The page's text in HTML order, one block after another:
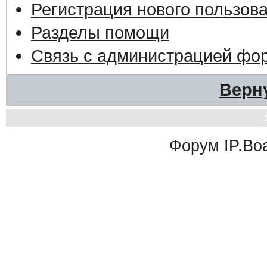
Регистрация нового
Разделы помощи
Связь с администрацией
Форум